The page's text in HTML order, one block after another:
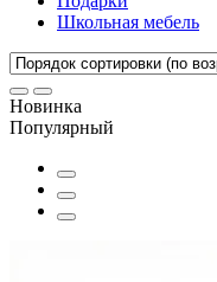
Школьная мебель
Новинка
Популярный